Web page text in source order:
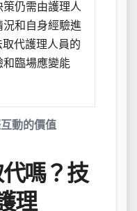
動的價值
仍需由護理人
況和自身經驗進
代護理人員的
臨場應變能
嗎？技
理